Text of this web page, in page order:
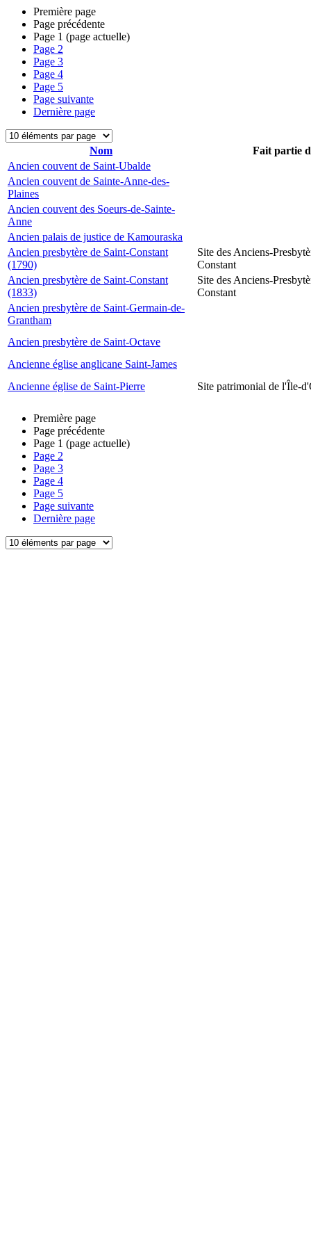
Première page
Page précédente
Page 1 (page actuelle)
Page 2
Page 3
Page 4
Page 5
Page suivante
Dernière page
Nom
Fait partie
Ancien couvent de Saint-Ubalde
Ancien couvent de Sainte-Anne-des-
Plaines
Ancien couvent des Soeurs-de-Sainte-
Anne
Ancien palais de justice de Kamouraska
Ancien presbytère de Saint-Constant
(1790)
Site des Anciens-
Constant
Ancien presbytère de Saint-Constant
(1833)
Site des Anciens-
Constant
Ancien presbytère de Saint-Germain-de-
Grantham
Ancien presbytère de Saint-Octave
Ancienne église anglicane Saint-James
Ancienne église de Saint-Pierre
Site patrimonial de l'Île-
Première page
Page précédente
Page 1 (page actuelle)
Page 2
Page 3
Page 4
Page 5
Page suivante
Dernière page